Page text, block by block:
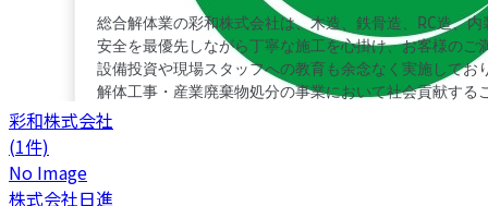
彩和株式会社
(1件)
No Image
株式会社日進